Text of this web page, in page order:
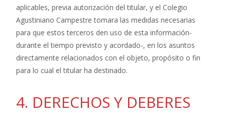
aplicables, previa autorización del titular, y el Colegio
Agustiniano Campestre tomara las medidas necesarias
para que estos terceros den uso de esta información-
durante el tiempo previsto y acordado-, en los asuntos
directamente relacionados con el objeto, propósito o fin
para lo cual el titular ha destinado.
4. DERECHOS Y DEBERES